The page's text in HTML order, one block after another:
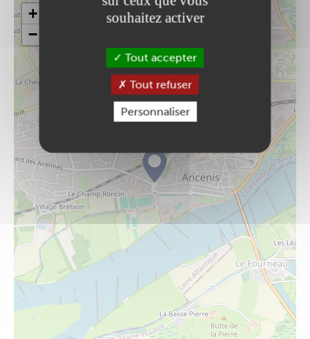
+
−
souhaitez activer
Tout accepter
Tout refuser
Personnaliser